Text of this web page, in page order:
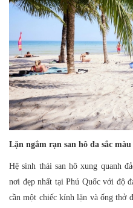
Lặn ngắm rạn san hô đa sắc màu
Hệ sinh thái san hô xung quanh
nơi đẹp nhất tại Phú Quốc với độ
cần một chiếc kính lặn và ống thở